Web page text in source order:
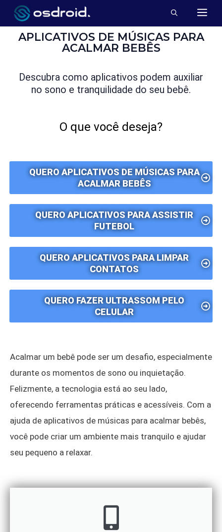
APLICATIVOS DE MÚSICAS PARA
ACALMAR BEBÊS
Descubra como aplicativos podem auxiliar
no sono e tranquilidade do seu bebê.
O que você deseja?
QUERO APLICATIVOS DE MÚSICAS PARA
ACALMAR BEBÊS
QUERO APLICATIVOS PARA ASSISTIR
FUTEBOL
QUERO APLICATIVOS PARA LIMPAR
CONTATOS
QUERO FAZER ULTRASSOM PELO
CELULAR
Acalmar um bebê pode ser um desafio, especialmente
durante os momentos de sono ou inquietação.
Felizmente, a tecnologia está ao seu lado,
oferecendo ferramentas práticas e acessíveis. Com a
ajuda de aplicativos de músicas para acalmar bebês,
você pode criar um ambiente mais tranquilo e ajudar
seu pequeno a relaxar.